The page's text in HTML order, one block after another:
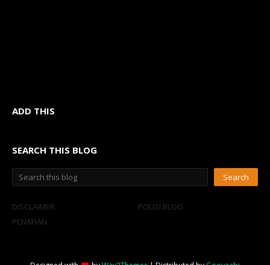
ADD THIS
SEARCH THIS BLOG
DISCLAIMER
POLISI BLOG
PENAFIAN